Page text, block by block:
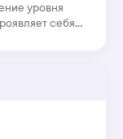
уровня
себя